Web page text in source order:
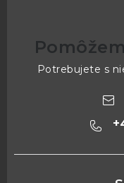
Potrebujete s